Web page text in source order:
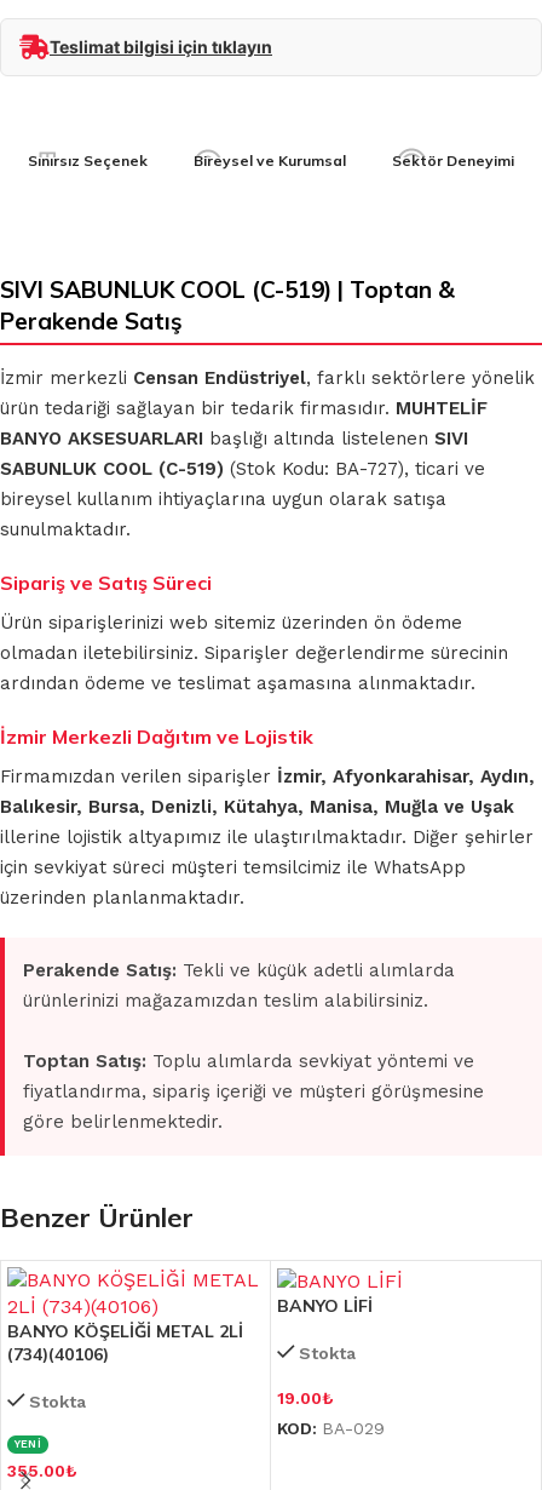
Teslimat bilgisi için tıklayın
Sınırsız Seçenek Bireysel ve Kurumsal Sektör Deneyimi
SIVI SABUNLUK COOL (C-519) | Toptan &
Perakende Satış
İzmir merkezli Censan Endüstriyel, farklı sektörlere yönelik
ürün tedariği sağlayan bir tedarik firmasıdır. MUHTELİF
BANYO AKSESUARLARI başlığı altında listelenen SIVI
SABUNLUK COOL (C-519) (Stok Kodu: BA-727), ticari ve
bireysel kullanım ihtiyaçlarına uygun olarak satışa
sunulmaktadır.
Sipariş ve Satış Süreci
Ürün siparişlerinizi web sitemiz üzerinden ön ödeme
olmadan iletebilirsiniz. Siparişler değerlendirme sürecinin
ardından ödeme ve teslimat aşamasına alınmaktadır.
İzmir Merkezli Dağıtım ve Lojistik
Firmamızdan verilen siparişler İzmir, Afyonkarahisar, Aydın,
Balıkesir, Bursa, Denizli, Kütahya, Manisa, Muğla ve Uşak
illerine lojistik altyapımız ile ulaştırılmaktadır. Diğer şehirler
için sevkiyat süreci müşteri temsilcimiz ile WhatsApp
üzerinden planlanmaktadır.
Perakende Satış: Tekli ve küçük adetli alımlarda
ürünlerinizi mağazamızdan teslim alabilirsiniz.
Toptan Satış: Toplu alımlarda sevkiyat yöntemi ve
fiyatlandırma, sipariş içeriği ve müşteri görüşmesine
göre belirlenmektedir.
Benzer Ürünler
BANYO KÖŞELİĞİ METAL 2Lİ
(734)(40106)
Stokta
YENİ
355.00₺
BANYO LİFİ
Stokta
19.00₺
KOD: BA-029